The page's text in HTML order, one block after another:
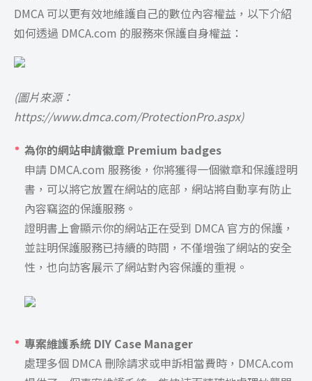
DMCA 可以更有效地維護自己的數位內容權益，以下介紹
如何透過 DMCA.com 的服務來保護自身權益：
(圖片來源：
https://www.dmca.com/ProtectionPro.aspx)
為你的網站申請徽章 Premium badges
申請 DMCA.com 服務後，你將獲得一個徽章和保護證明
書，可以將它放置在網站的底部，網站將自動享有防止
內容竊盜的保護服務。
證明書上會顯示你的網站正在受到 DMCA 官方的保護，
並註明保護服務已持續的時間，不僅增強了網站的安全
性，也向訪客展示了網站對內容保護的重視。
專案維護系統 DIY Case Manager
處理多個 DMCA 刪除請求或申訴相當費時，DMCA.com